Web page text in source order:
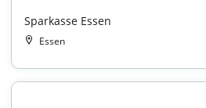
Sparkasse Essen
Essen